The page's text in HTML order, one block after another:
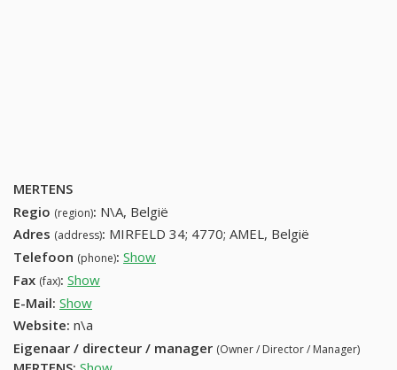
MERTENS
Regio (region): N\A, België
Adres (address): MIRFELD 34; 4770; AMEL, België
Telefoon (phone): Show
Fax (fax): Show
E-Mail: Show
Website: n\a
Eigenaar / directeur / manager (Owner / Director / Manager)